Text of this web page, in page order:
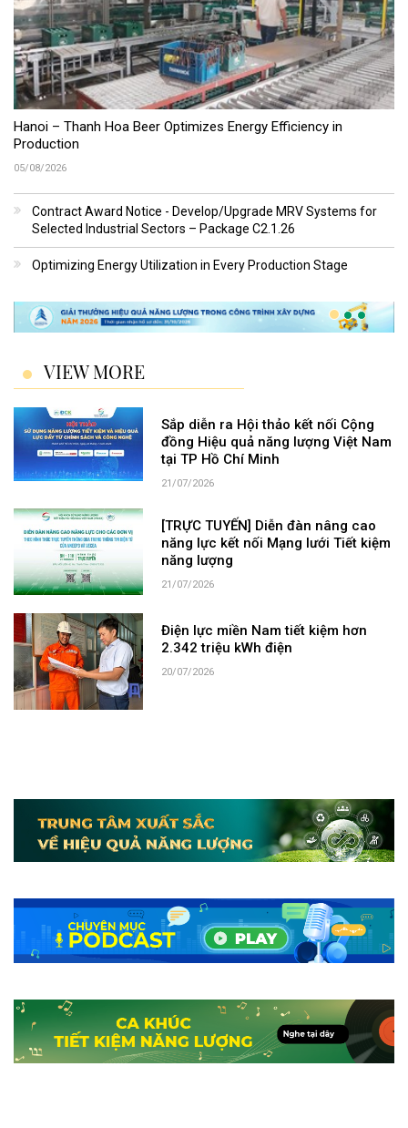
Hanoi – Thanh Hoa Beer Optimizes Energy Efficiency in
Production
05/08/2026
Contract Award Notice - Develop/Upgrade MRV Systems for
Selected Industrial Sectors – Package C2.1.26
Optimizing Energy Utilization in Every Production Stage
VIEW MORE
Sắp diễn ra Hội thảo kết nối Cộng
đồng Hiệu quả năng lượng Việt Nam
tại TP Hồ Chí Minh
21/07/2026
[TRỰC TUYẾN] Diễn đàn nâng cao
năng lực kết nối Mạng lưới Tiết kiệm
năng lượng
21/07/2026
Điện lực miền Nam tiết kiệm hơn
2.342 triệu kWh điện
20/07/2026